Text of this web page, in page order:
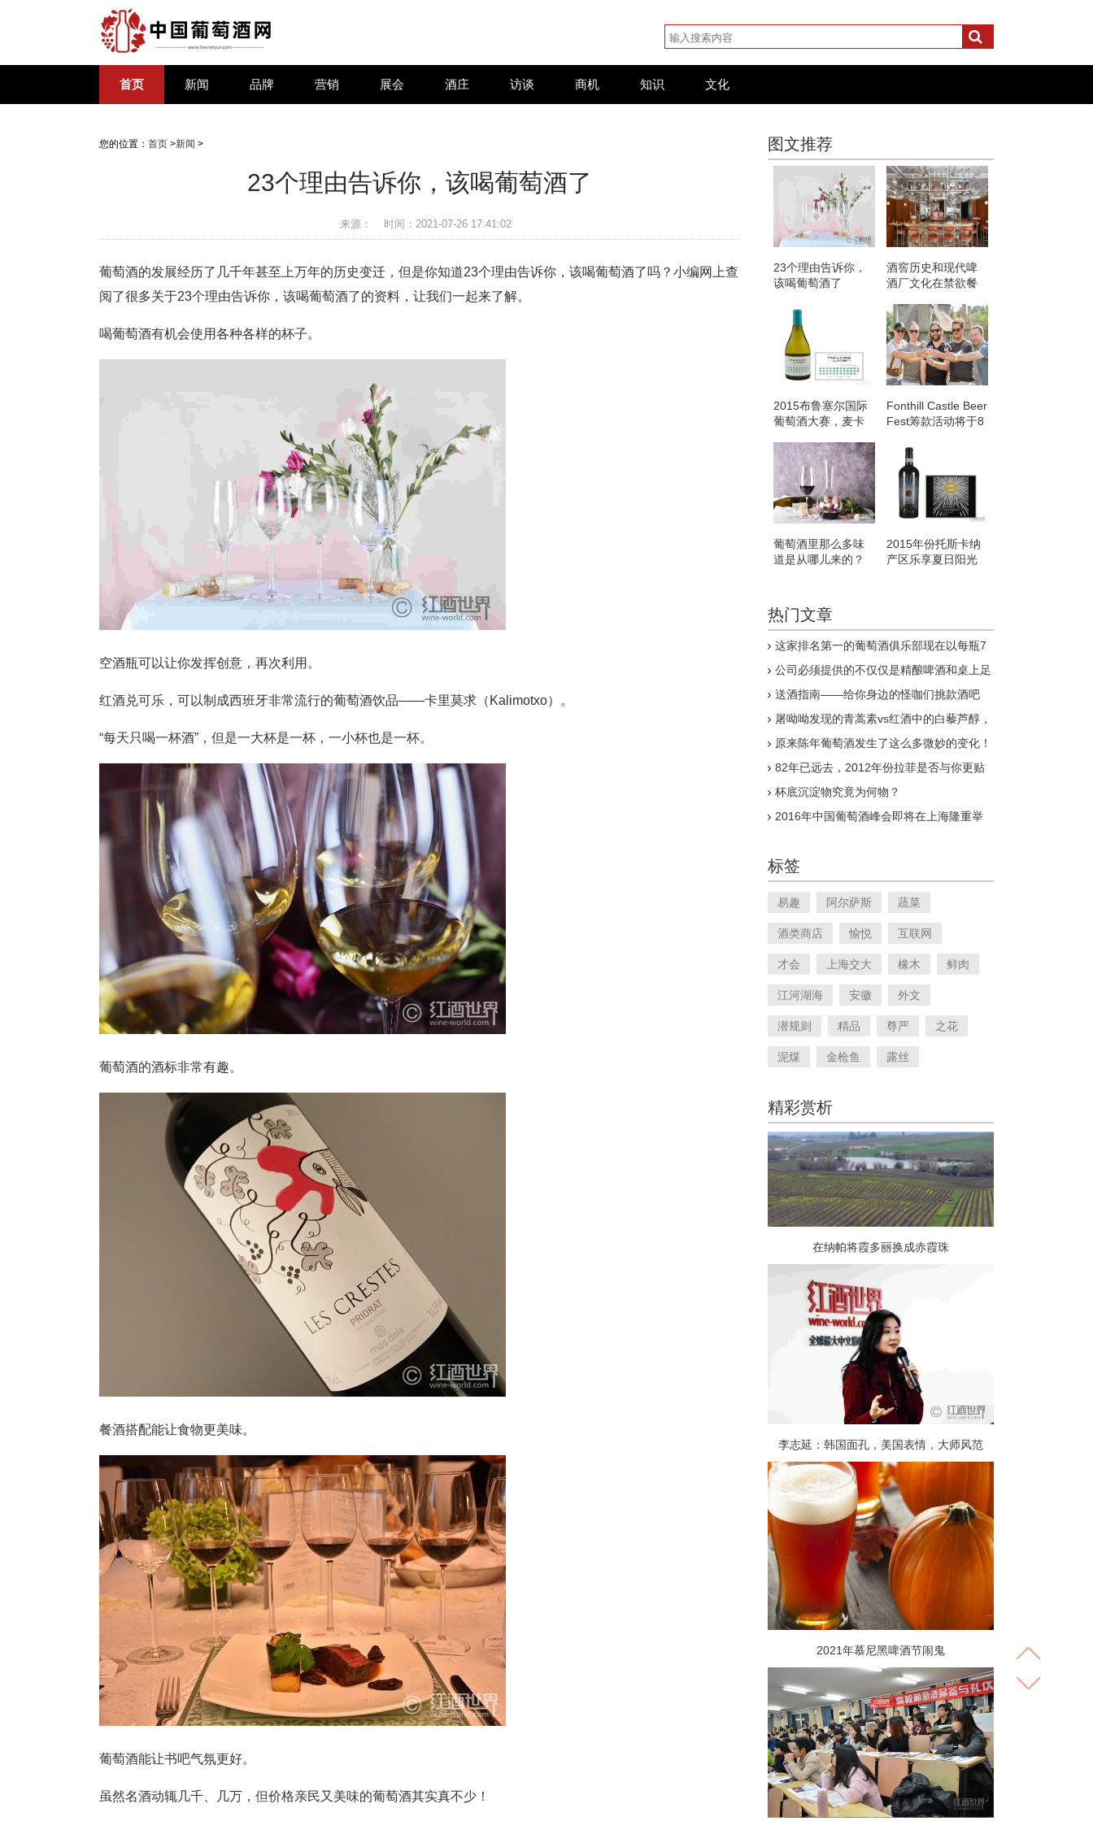
首页 新闻 品牌 营销 展会 酒庄 访谈 商机 知识 文化
您的位置： 首页 >新闻 >
23个理由告诉你，该喝葡萄酒了
来源： 时间：2021-07-26 17:41:02
葡萄酒的发展经历了几千年甚至上万年的历史变迁，但是你知道23个理由告诉你，该喝葡萄酒了吗？小编网上查
阅了很多关于23个理由告诉你，该喝葡萄酒了的资料，让我们一起来了解。
喝葡萄酒有机会使用各种各样的杯子。
空酒瓶可以让你发挥创意，再次利用。
红酒兑可乐，可以制成西班牙非常流行的葡萄酒饮品——卡里莫求（Kalimotxo）。
“每天只喝一杯酒”，但是一大杯是一杯，一小杯也是一杯。
葡萄酒的酒标非常有趣。
餐酒搭配能让食物更美味。
葡萄酒能让书吧气氛更好。
虽然名酒动辄几千、几万，但价格亲民又美味的葡萄酒其实真不少！
图文推荐
23个理由告诉你，
该喝葡萄酒了
酒窖历史和现代啤
酒厂文化在禁欲餐
2015布鲁塞尔国际
葡萄酒大赛，麦卡
Fonthill Castle Beer
Fest筹款活动将于8
葡萄酒里那么多味
道是从哪儿来的？
2015年份托斯卡纳
产区乐享夏日阳光
热门文章
这家排名第一的葡萄酒俱乐部现在以每瓶7
公司必须提供的不仅仅是精酿啤酒和桌上足
送酒指南——给你身边的怪咖们挑款酒吧
屠呦呦发现的青蒿素vs红酒中的白藜芦醇，
原来陈年葡萄酒发生了这么多微妙的变化！
82年已远去，2012年份拉菲是否与你更贴
杯底沉淀物究竟为何物？
2016年中国葡萄酒峰会即将在上海隆重举
标签
易趣 阿尔萨斯 蔬菜
酒类商店 愉悦 互联网
才会 上海交大 橡木 鲜肉
江河湖海 安徽 外文
潜规则 精品 尊严 之花
泥煤 金枪鱼 露丝
精彩赏析
在纳帕将霞多丽换成赤霞珠
李志延：韩国面孔，美国表情，大师风范
2021年慕尼黑啤酒节闹鬼